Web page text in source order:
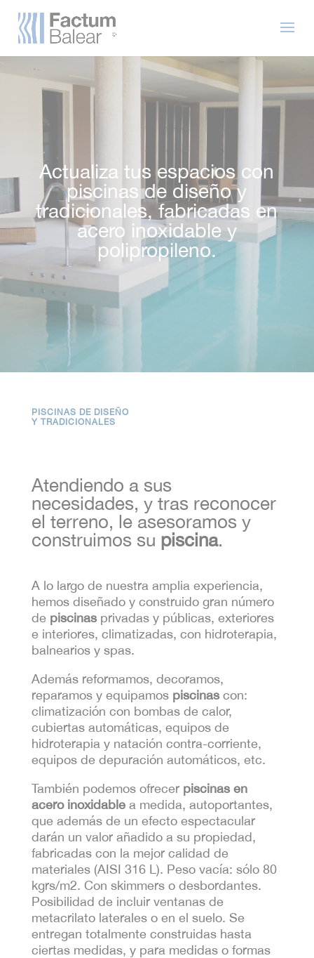
Actualiza tus espacios con
piscinas de diseño y
tradicionales, fabricadas en
acero inoxidable y
polipropileno.
PISCINAS DE DISEÑO
Y TRADICIONALES
Atendiendo a sus
necesidades, y tras reconocer
el terreno, le asesoramos y
construimos su piscina.
A lo largo de nuestra amplia experiencia,
hemos diseñado y construido gran número
de piscinasprivadas y públicas, exteriores
e interiores, climatizadas, con hidroterapia,
balnearios y spas.
Además reformamos, decoramos,
reparamos y equipamos piscinascon:
climatización con bombas de calor,
cubiertas automáticas, equipos de
hidroterapia y natación contra-corriente,
equipos de depuración automáticos, etc.
También podemos ofrecer piscinas en
acero inoxidablea medida, autoportantes,
que además de un efecto espectacular
darán un valor añadido a su propiedad,
fabricadas con la mejor calidad de
materiales (AISI 316 L). Peso vacía: sólo 80
kgrs/m2. Con skimmers o desbordantes.
Posibilidad de incluir ventanas de
metacrilato laterales o en el suelo. Se
entregan totalmente construidas hasta
ciertas medidas, y para medidas o formas